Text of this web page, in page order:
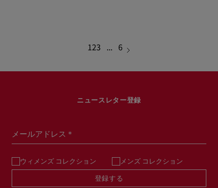
123 ... 6
ニュースレター登録
メールアドレス＊
ウィメンズ コレクション メンズ コレクション
登録する